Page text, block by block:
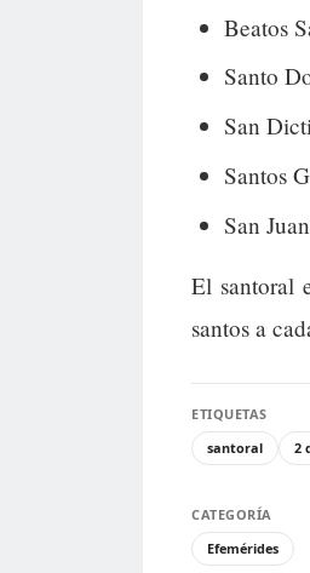
Beatos
Santo
San
Santos
San
El santoral
santos a
ETIQUETAS
santoral
2
CATEGORÍA
Efemérides